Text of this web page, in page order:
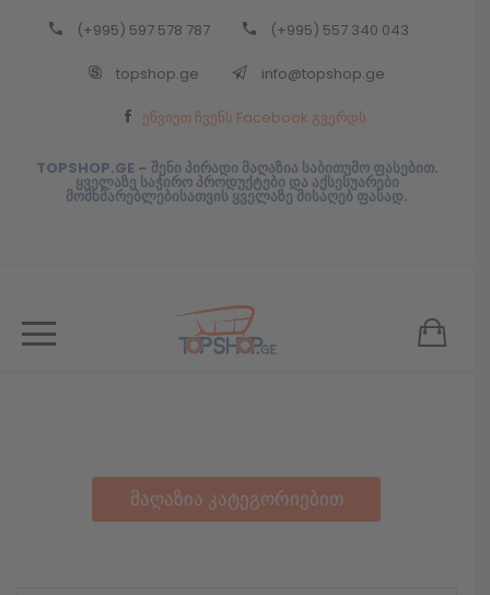
(+995) 597 578 787 (+995) 557 340 043
topshop.ge info@topshop.ge
ეწვიეთ ჩვენს Facebook გვერდს
TOPSHOP.GE – შენი პირადი მაღაზია საბითუმო ფასებით.
ყველაზე საჭირო პროდუქტები და აქსესუარები
მომხმარებლებისათვის ყველაზე მისაღებ ფასად.
მაღაზია კატეგორიებით
Back